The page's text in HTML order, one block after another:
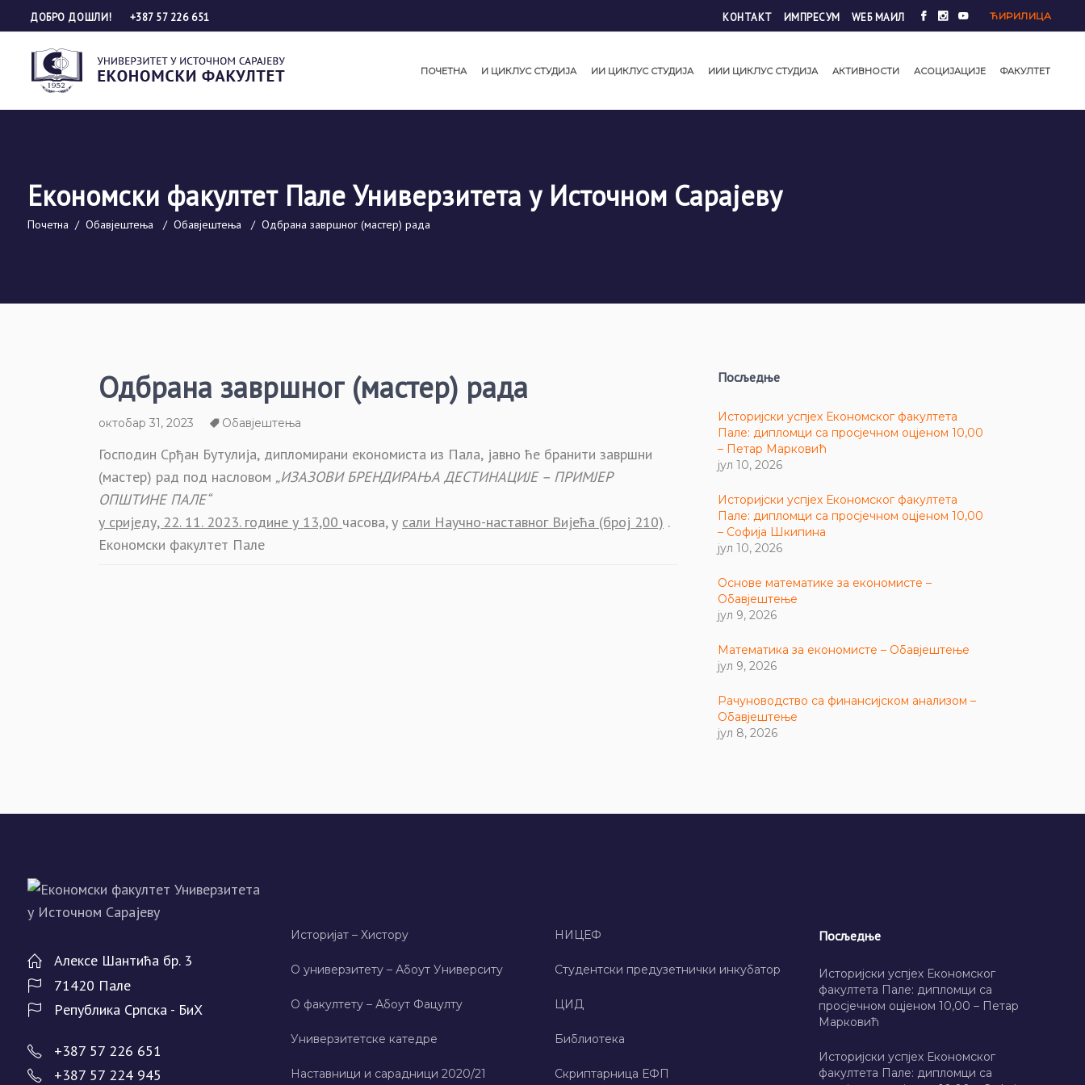
ДОБРО ДОШЛИ! +387 57 226 651 КОНТАКТ ИМПРЕСУМ WЕБ МАИЛ ЋИРИЛИЦА
ПОЧЕТНА И ЦИКЛУС СТУДИЈА ИИ ЦИКЛУС СТУДИЈА ИИИ ЦИКЛУС СТУДИЈА АКТИВНОСТИ АСОЦИЈАЦИЈЕ ФАКУЛТЕТ
Економски факултет Пале Универзитета у Источном Сарајеву
Почетна / Обавјештења / Обавјештења / Одбрана завршног (мастер) рада
Одбрана завршног (мастер) рада
октобар 31, 2023 Обавјештења
Господин Срђан Бутулија, дипломирани економиста из Пала, јавно ће бранити завршни
(мастер) рад под насловом „ИЗАЗОВИ БРЕНДИРАЊА ДЕСТИНАЦИЈЕ – ПРИМЈЕР
ОПШТИНЕ ПАЛЕ“
у сриједу, 22. 11. 2023. године у 13,00 часова, у сали Научно-наставног Вијећа (број 210) .
Економски факултет Пале
Посљедње
Историјски успјех Економског факултета
Пале: дипломци са просјечном оцјеном 10,00
– Петар Марковић
јул 10, 2026
Историјски успјех Економског факултета
Пале: дипломци са просјечном оцјеном 10,00
– Софија Шкипина
јул 10, 2026
Основе математике за економисте –
Обавјештење
јул 9, 2026
Математика за економисте – Обавјештење
јул 9, 2026
Рачуноводство са финансијском анализом –
Обавјештење
јул 8, 2026
Алeксe Шантића бр. 3
71420 Палe
Рeпублика Српска - БиХ
+387 57 226 651
+387 57 224 945
Историјат – Хисторy
О универзитету – Абоут Университy
О факултету – Абоут Фацултy
Универзитетске катедре
Наставници и сарадници 2020/21
НИЦЕФ
Студентски предузетнички инкубатор
ЦИД
Библиотека
Скриптарница ЕФП
Посљедње
Историјски успјех Економског
факултета Пале: дипломци са
просјечном оцјеном 10,00 – Петар
Марковић
Историјски успјех Економског
факултета Пале: дипломци са